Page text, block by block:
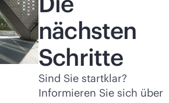
nächsten
Schritte
Sind Sie startklar?
Informieren Sie sich über